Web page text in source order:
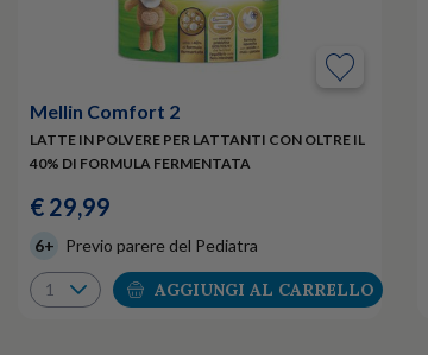
Mellin Comfort 2
LATTE IN POLVERE PER LATTANTI CON OLTRE IL
40% DI FORMULA FERMENTATA
€ 29,99
6+ Previo parere del Pediatra
AGGIUNGI AL CARRELLO